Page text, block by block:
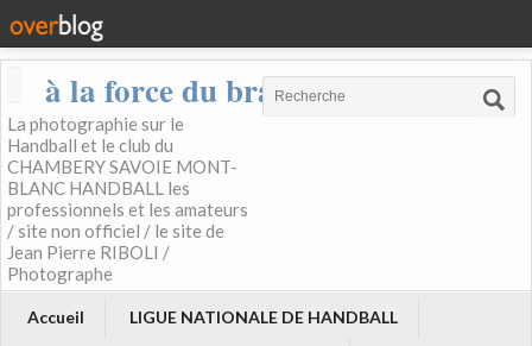
à la force du bras
La photographie sur le
Handball et le club du
CHAMBERY SAVOIE MONT-
BLANC HANDBALL les
professionnels et les amateurs
/ site non officiel / le site de
Jean Pierre RIBOLI /
Photographe
Accueil
LIGUE NATIONALE DE HANDBALL